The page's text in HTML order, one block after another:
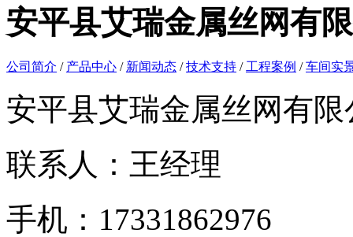
安平县艾瑞金属丝网有
公司简介 / 产品中心 / 新闻动态 /技术支持 / 工程案例 /车间实
安平县艾瑞金属丝网有限
联系人：王经理
手机：17331862976